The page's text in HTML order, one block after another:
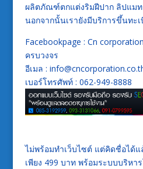
ผลิตภัณฑ์ตกแต่งริมฝีปาก ลิปแม
นอกจากนั้นเรายังมีบริการขึ้นท
Facebookpage : Cn
ครบวงจร
อีเมล :
เบอร์โทรศัพท์ : 062-949-8888
ไม่พร้อมทำเว็บไซต์ แต่คิดชื่อได้แ
เพียง 499 บาท พร้อมระบบบริหา